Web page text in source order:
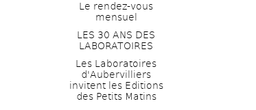
Le rendez-vous
mensuel
LES 30 ANS DES
LABORATOIRES
Les Laboratoires
d'Aubervilliers
invitent les Editions
des Petits Matins